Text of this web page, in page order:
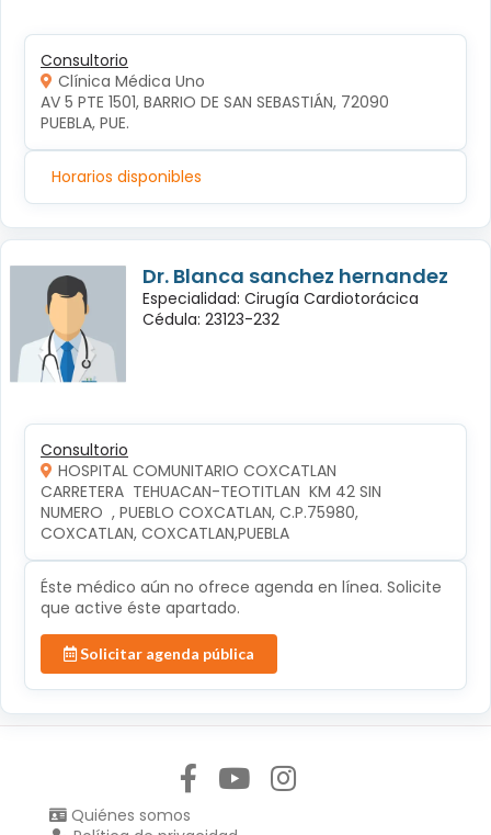
Consultorio
Clínica Médica Uno
AV 5 PTE 1501, BARRIO DE SAN SEBASTIÁN, 72090
PUEBLA, PUE.
Horarios disponibles
Dr. Blanca sanchez hernandez
Especialidad: Cirugía Cardiotorácica
Cédula: 23123-232
Consultorio
HOSPITAL COMUNITARIO COXCATLAN
CARRETERA  TEHUACAN-TEOTITLAN  KM 42 SIN
NUMERO  , PUEBLO COXCATLAN, C.P.75980,
COXCATLAN, COXCATLAN,PUEBLA
Éste médico aún no ofrece agenda en línea. Solicite
que active éste apartado.
Solicitar agenda pública
Quiénes somos